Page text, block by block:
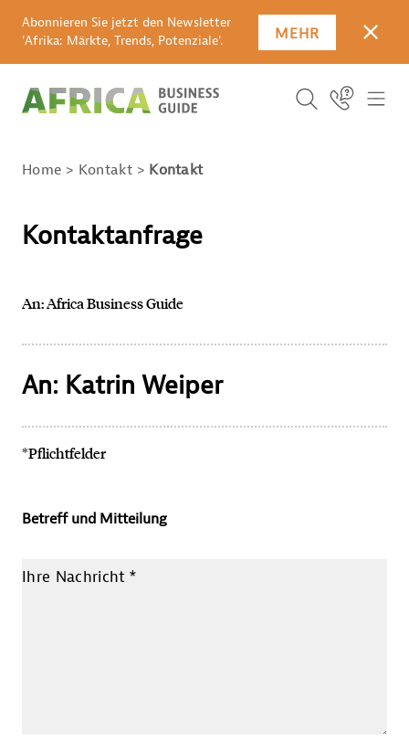
Abonnieren Sie jetzt den Newsletter
'Afrika: Märkte, Trends, Potenziale'.
MEHR
ICON
Suchbegriff
SUCHEN
Icon Link
Home Kontakt Kontakt
Kontaktanfrage
An: Africa Business Guide
An: Katrin Weiper
*Pflichtfelder
Betreff und Mitteilung
Ihre Nachricht *